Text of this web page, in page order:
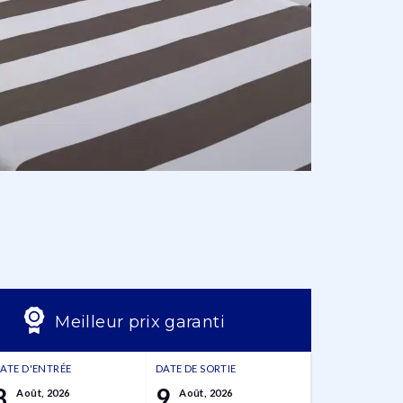
Meilleur prix garanti
D'ENTRÉE
Août, 2026
DATE DE SORTIE
Août, 2026